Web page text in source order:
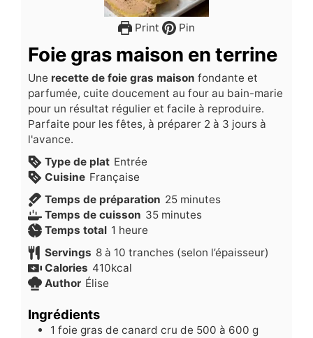
Print Pin
Foie gras maison en terrine
Une recette de foie gras maison fondante et
parfumée, cuite doucement au four au bain-marie
pour un résultat régulier et facile à reproduire.
Parfaite pour les fêtes, à préparer 2 à 3 jours à
l'avance.
Type de plat Entrée
Cuisine Française
Temps de préparation 25minutes
minutes
Temps de cuisson 35minutes
minutes
Temps total 1 heure
heure
Servings 8 à 10 tranches (selon l’épaisseur)
Calories 410kcal
Author Élise
Ingrédients
1 foie gras de canard cru de 500 à 600 g